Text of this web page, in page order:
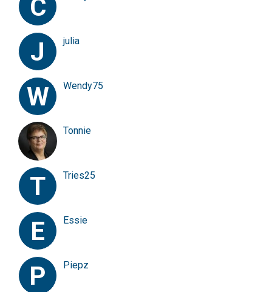
C
J julia
W Wendy75
Tonnie
T Tries25
E Essie
P Piepz